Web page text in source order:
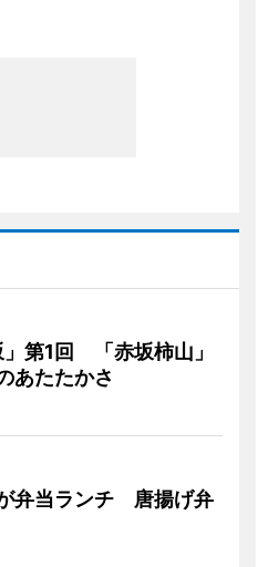
第1回 「赤坂柿山」
あたたかさ
弁当ランチ 唐揚げ弁